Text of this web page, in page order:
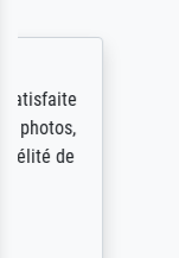
ik
Door de
scrollen
stoppen
Als er